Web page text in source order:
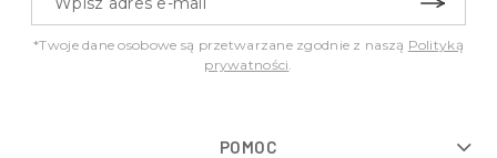
*Twoje dane osobowe są przetwarzane zgodnie z naszą Polityką
prywatności
POMOC